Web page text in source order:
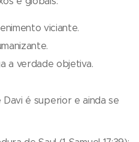
viciante.
a verdade objetiva.
é superior e ainda se